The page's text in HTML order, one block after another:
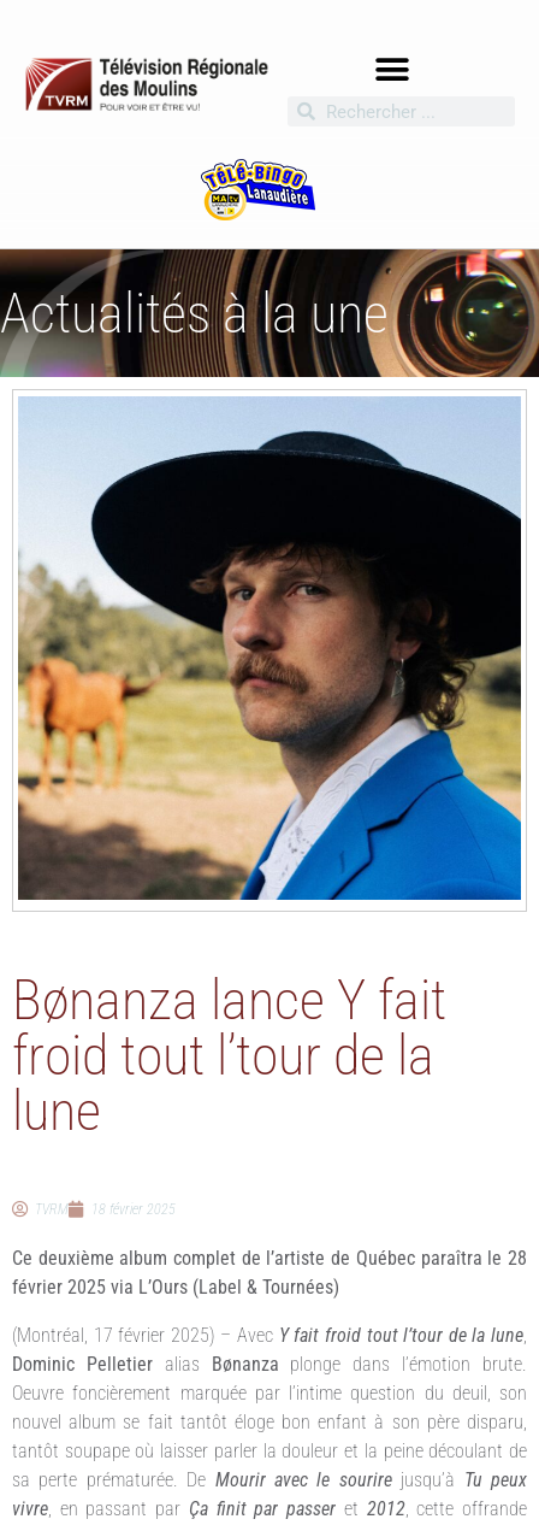
Actualités à la une
Bønanza lance Y fait
froid tout l’tour de la
lune
TVRM 18 février 2025
Ce deuxième album complet de l’artiste de Québec paraîtra le 28
février 2025 via L’Ours (Label & Tournées)
(Montréal, 17 février 2025) – Avec Y fait froid tout l’tour de la lune,
Dominic Pelletieralias Bønanza plonge dans l’émotion brute.
Oeuvre foncièrement marquée par l’intime question du deuil, son
nouvel album se fait tantôt éloge bon enfant à son père disparu,
tantôt soupape où laisser parler la douleur et la peine découlant de
sa perte prématurée. De Mourir avec le sourirejusqu’à Tu peux
vivre, en passant par Ça finit par passer et 2012, cette offrande